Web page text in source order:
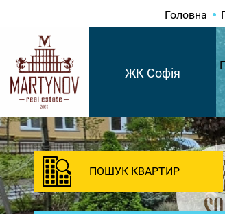
Головна
ЖК Софія
ПОШУК КВАРТИР